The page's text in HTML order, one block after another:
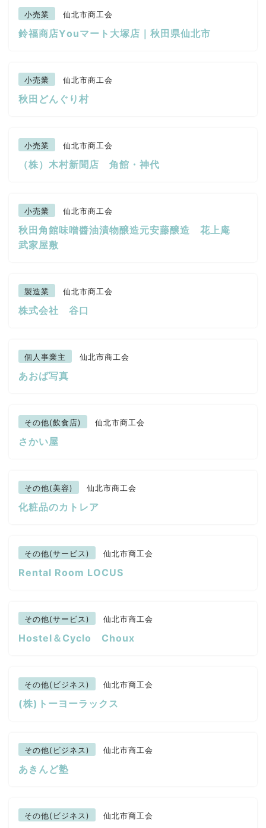
小売業 仙北市商工会
鈴福商店Yоuマート大塚店｜秋田県仙北市
小売業 仙北市商工会
秋田どんぐり村
小売業 仙北市商工会
（株）木村新聞店 角館・神代
小売業 仙北市商工会
秋田角館味噌醬油漬物醸造元安藤醸造 花上庵
武家屋敷
製造業 仙北市商工会
株式会社 谷口
個人事業主 仙北市商工会
あおば写真
その他(飲食店) 仙北市商工会
さかい屋
その他(美容) 仙北市商工会
化粧品のカトレア
その他(サービス) 仙北市商工会
Rental Room LOCUS
その他(サービス) 仙北市商工会
Hostel＆Cyclo Choux
その他(ビジネス) 仙北市商工会
(株)トーヨーラックス
その他(ビジネス) 仙北市商工会
あきんど塾
その他(ビジネス) 仙北市商工会